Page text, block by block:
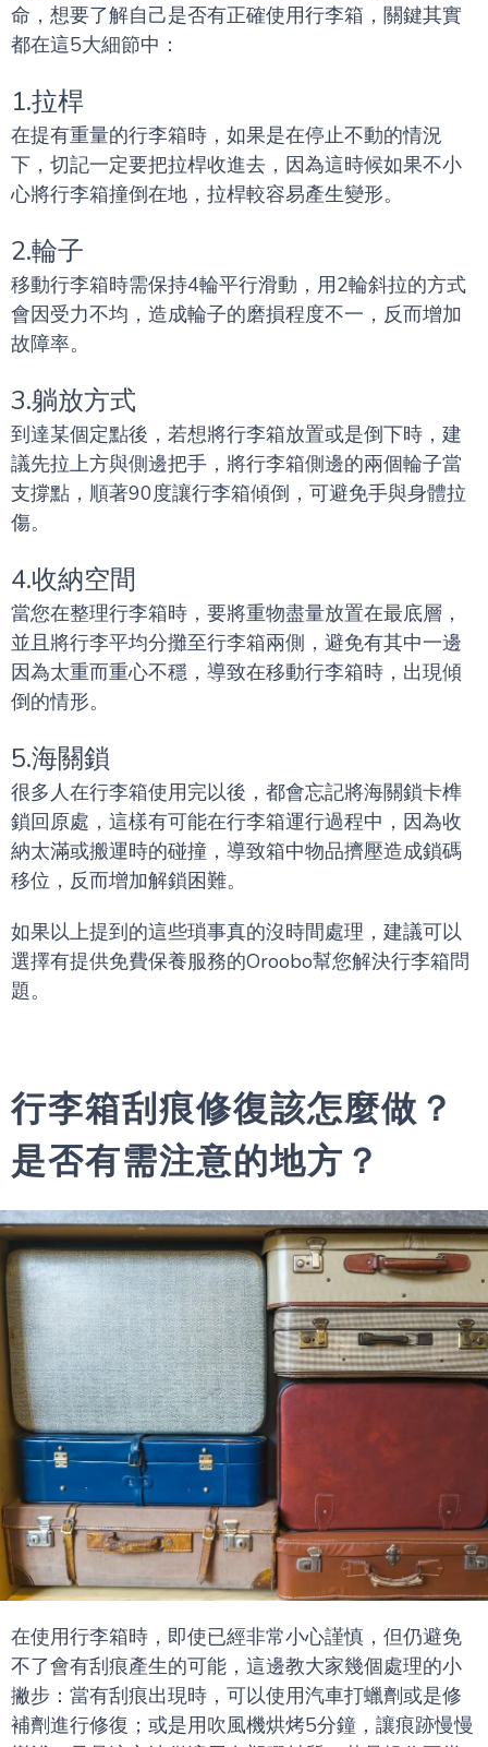
命，想要了解自己是否有正確使用行李箱，關鍵其實
都在這5大細節中：
1.拉桿
在提有重量的行李箱時，如果是在停止不動的情況
下，切記一定要把拉桿收進去，因為這時候如果不小
心將行李箱撞倒在地，拉桿較容易產生變形。
2.輪子
移動行李箱時需保持4輪平行滑動，用2輪斜拉的方式
會因受力不均，造成輪子的磨損程度不一，反而增加
故障率。
3.躺放方式
到達某個定點後，若想將行李箱放置或是倒下時，建
議先拉上方與側邊把手，將行李箱側邊的兩個輪子當
支撐點，順著90度讓行李箱傾倒，可避免手與身體拉
傷。
4.收納空間
當您在整理行李箱時，要將重物盡量放置在最底層，
並且將行李平均分攤至行李箱兩側，避免有其中一邊
因為太重而重心不穩，導致在移動行李箱時，出現傾
倒的情形。
5.海關鎖
很多人在行李箱使用完以後，都會忘記將海關鎖卡榫
鎖回原處，這樣有可能在行李箱運行過程中，因為收
納太滿或搬運時的碰撞，導致箱中物品擠壓造成鎖碼
移位，反而增加解鎖困難。
如果以上提到的這些瑣事真的沒時間處理，建議可以
選擇有提供免費保養服務的Oroobo幫您解決行李箱問
題。
行李箱刮痕修復該怎麼做？
是否有需注意的地方？
在使用行李箱時，即使已經非常小心謹慎，但仍避免
不了會有刮痕產生的可能，這邊教大家幾個處理的小
撇步：當有刮痕出現時，可以使用汽車打蠟劑或是修
補劑進行修復；或是用吹風機烘烤5分鐘，讓痕跡慢慢